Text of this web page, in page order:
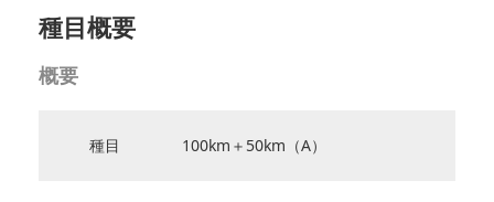
種目概要
概要
種目 100km＋50km（A）